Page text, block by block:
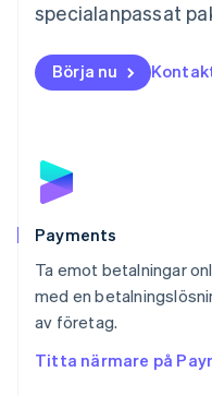
specialanpassat
Börja nu
Payments
Ta emot betalningar
med en
av företag.
Titta närmare på
NederlandsEnglish
English
Nya Zeeland
Portugal
Português
English
DeutschFrançais
Singapore
English简体中文
English